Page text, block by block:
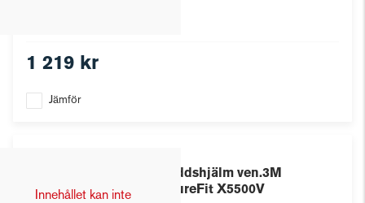
1 219 kr
Jämför
Innehållet kan inte
Skyddshjälm ven.3M
SecureFit X5500V